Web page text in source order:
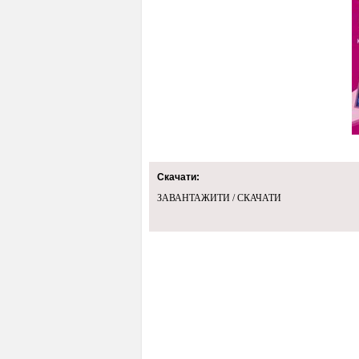
Скачати:
ЗАВАНТАЖИТИ / СКАЧАТИ